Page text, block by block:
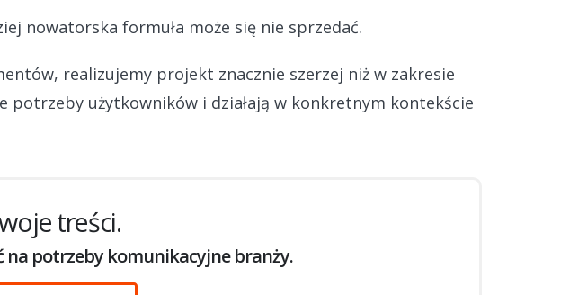
nowatorska formuła może się nie sprzedać.
realizujemy projekt znacznie szerzej niż w zakresie
użytkowników i działają w konkretnym kontekście
treści.
potrzeby komunikacyjne branży.